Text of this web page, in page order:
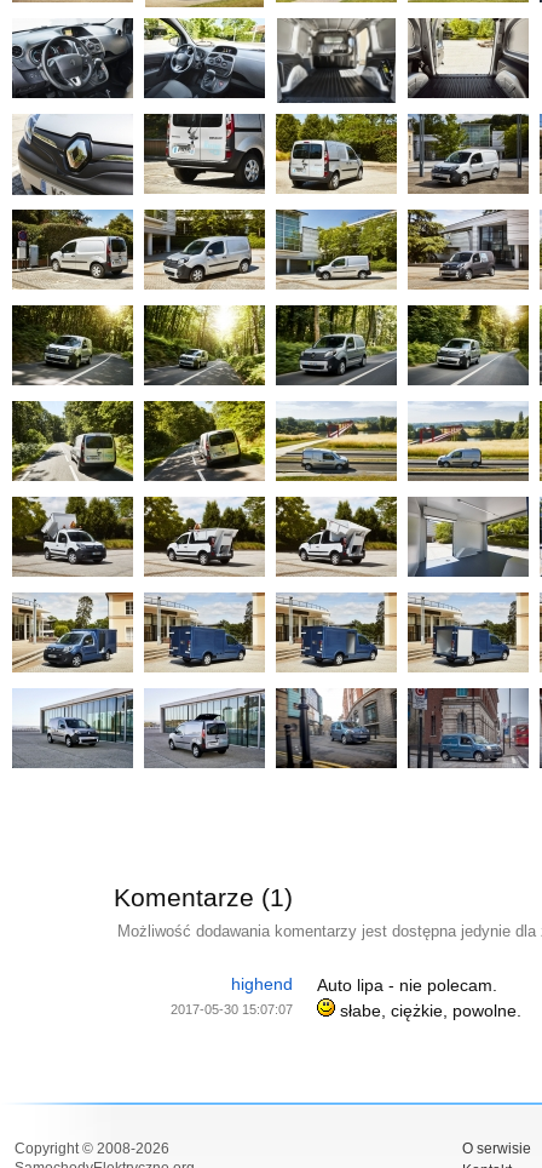
Komentarze (1)
Możliwość dodawania komentarzy jest dostępna jedynie
highend
2017-05-30 15:07:07
Auto lipa - nie polecam.
słabe, ciężkie, powolne.
Copyright © 2008-2026
O serwisie